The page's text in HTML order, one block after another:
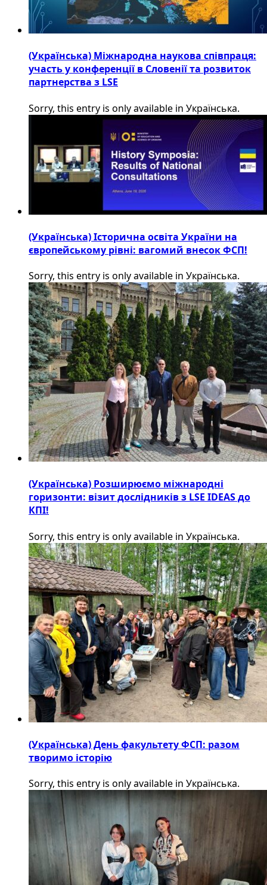
(Українська) Міжнародна наукова співпраця:
участь у конференції в Словенії та розвиток
партнерства з LSE
Sorry, this entry is only available in Українська.
(Українська) Історична освіта України на
європейському рівні: вагомий внесок ФСП!
Sorry, this entry is only available in Українська.
(Українська) Розширюємо міжнародні
горизонти: візит дослідників з LSE IDEAS до
КПІ!
Sorry, this entry is only available in Українська.
(Українська) День факультету ФСП: разом
творимо історію
Sorry, this entry is only available in Українська.